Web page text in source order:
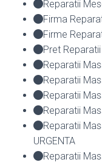
Reparatii
Firma
Firme
Pret
Reparatii
Reparatii
Reparatii
Reparatii
Reparatii
URGENTA
Reparatii